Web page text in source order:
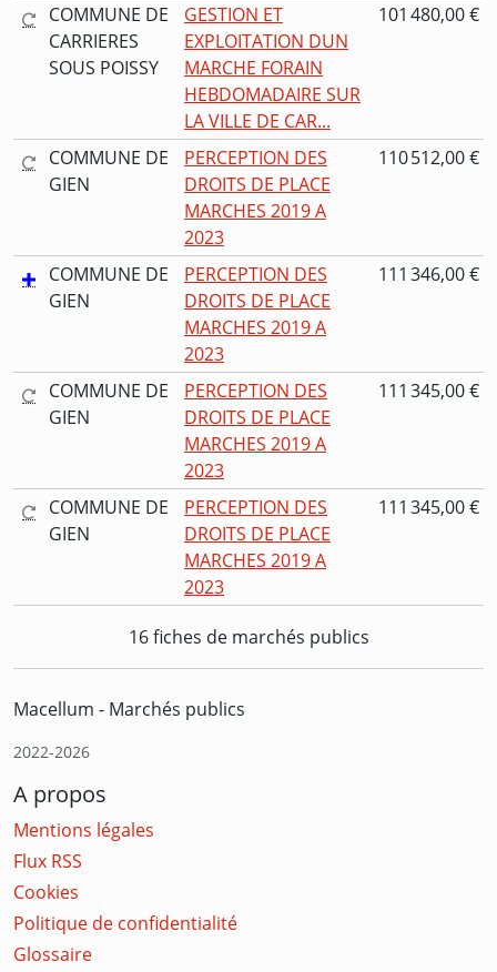
COMMUNE DE
CARRIERES
SOUS POISSY
GESTION ET
EXPLOITATION DUN
MARCHE FORAIN
HEBDOMADAIRE SUR
LA VILLE DE CAR...
101 480,00 €
COMMUNE DE
GIEN
PERCEPTION DES
DROITS DE PLACE
MARCHES 2019 A
2023
110 512,00 €
COMMUNE DE
GIEN
PERCEPTION DES
DROITS DE PLACE
MARCHES 2019 A
2023
111 346,00 €
COMMUNE DE
GIEN
PERCEPTION DES
DROITS DE PLACE
MARCHES 2019 A
2023
111 345,00 €
COMMUNE DE
GIEN
PERCEPTION DES
DROITS DE PLACE
MARCHES 2019 A
2023
111 345,00 €
16 fiches de marchés publics
Macellum - Marchés publics
2022-2026
A propos
Mentions légales
Flux RSS
Cookies
Politique de confidentialité
Glossaire